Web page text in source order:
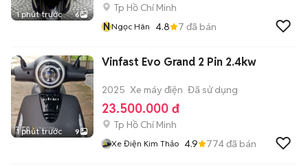
1 phút trước 6
Tp Hồ Chí Minh
NNgọc Hân 4.8 7 đã bán
1 phút trước 9
Vinfast Evo Grand 2 Pin 2.4kw
2025 Xe máy điện Đã sử dụng
23.500.000 đ
Tp Hồ Chí Minh
Xe Điện Kim Thảo 4.9 774đã bán